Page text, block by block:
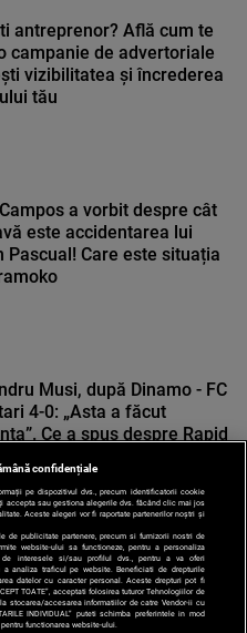
antreprenor? Află cum te
campanie de advertoriale
vizibilitatea și încrederea
tău
a vorbit despre cât
este accidentarea lui
Pascual! Care este situația
Musi, după Dinamo - FC
4-0: „Asta a făcut
Ce a spus despre Rapid
confidențiale
pe dispozitivul dvs., precum identificatorii cookie
accepta sau gestiona alegerile dvs. făcând clic mai jos
Aceste alegeri vor fi raportate partenerilor noștri și
de publicitate partenere, precum si furnizorii nostri de
website-ului sa functioneze, pentru a personaliza
interesele si/sau profilul dvs., pentru a va oferi
analiza traficul pe website. Beneficiati de drepturile
datelor cu caracter personal. Aceste drepturi pot fi
TOATE”, acceptati folosirea tuturor Tehnologiilor de
stocarea/accesarea informatiilor de catre Vendor-ii cu
INDIVIDUAL” puteti schimba preferintele in mod
functionarea website-ului.